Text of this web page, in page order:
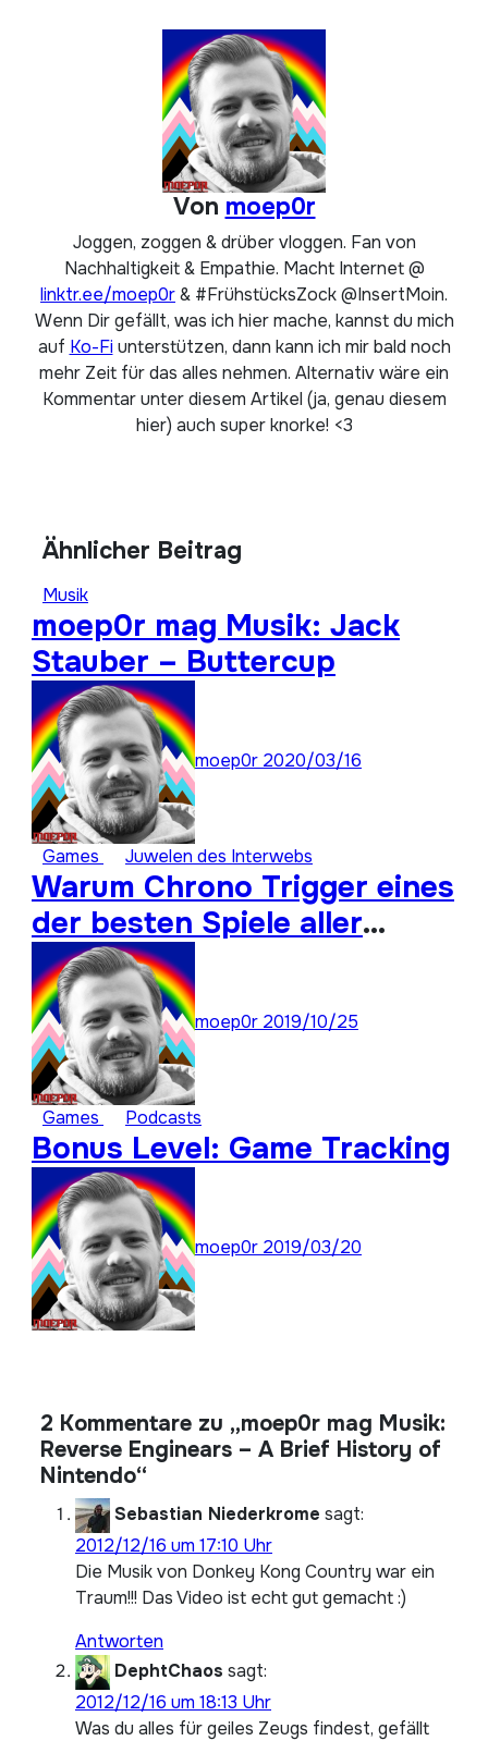
Von moep0r
Joggen, zoggen & drüber vloggen. Fan von
Nachhaltigkeit & Empathie. Macht Internet @
linktr.ee/moep0r& #FrühstücksZock @InsertMoin.
Wenn Dir gefällt, was ich hier mache, kannst du mich
auf Ko-Fiunterstützen, dann kann ich mir bald noch
mehr Zeit für das alles nehmen. Alternativ wäre ein
Kommentar unter diesem Artikel (ja, genau diesem
hier) auch super knorke! <3
Ähnlicher Beitrag
Musik
moep0r mag Musik: Jack
Stauber – Buttercup
moep0r 2020/03/16
Games Juwelen des Interwebs
Warum Chrono Trigger eines
der besten Spiele aller
Zeiten ist: Super Stay
Forever 22
moep0r 2019/10/25
Games Podcasts
Bonus Level: Game Tracking
moep0r 2019/03/20
2 Kommentare zu „moep0r mag Musik:
Reverse Enginears – A Brief History of
Nintendo“
Sebastian Niederkrome sagt:
2012/12/16 um 17:10 Uhr
Die Musik von Donkey Kong Country war ein
Traum!!! Das Video ist echt gut gemacht :)
Antworten
DephtChaos sagt:
2012/12/16 um 18:13 Uhr
Was du alles für geiles Zeugs findest, gefällt